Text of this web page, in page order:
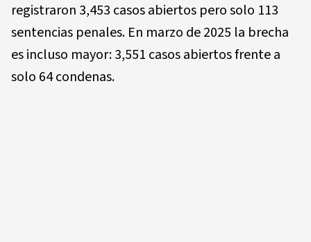
registraron 3,453 casos abiertos pero solo 113
sentencias penales. En marzo de 2025 la brecha
es incluso mayor: 3,551 casos abiertos frente a
solo 64 condenas.